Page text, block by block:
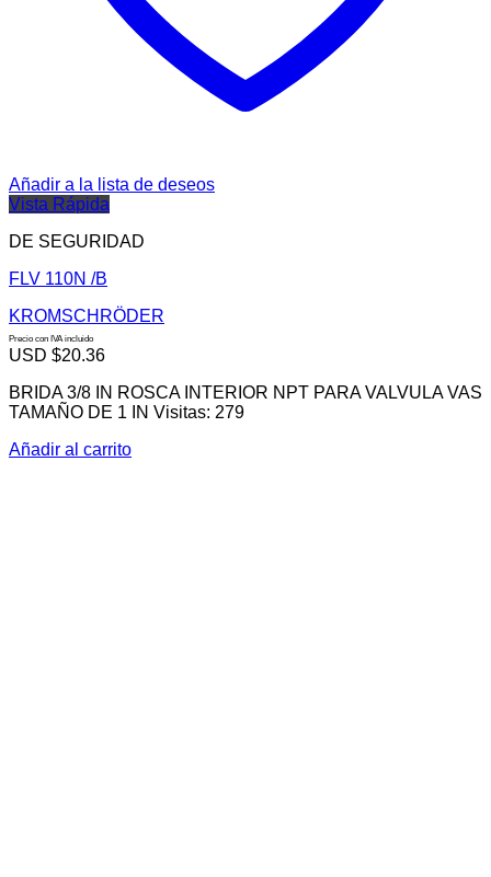
Añadir a la lista de deseos
Vista Rápida
DE SEGURIDAD
FLV 110N /B
KROMSCHRÖDER
Precio con IVA incluido
USD $20.36
BRIDA 3/8 IN ROSCA INTERIOR NPT PARA VALVULA VAS
TAMAÑO DE 1 IN Visitas: 279
Añadir al carrito